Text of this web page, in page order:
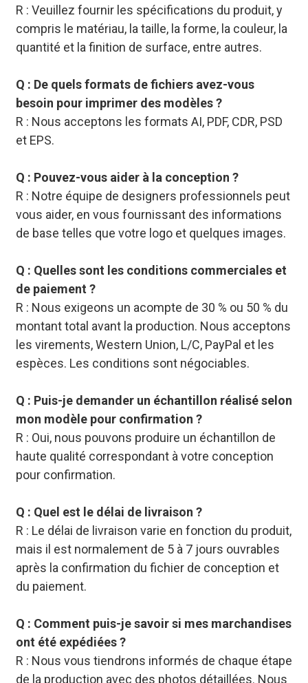
R : Veuillez fournir les spécifications du produit, y
compris le matériau, la taille, la forme, la couleur, la
quantité et la finition de surface, entre autres.
Q : De quels formats de fichiers avez-vous
besoin pour imprimer des modèles ?
R : Nous acceptons les formats AI, PDF, CDR, PSD
et EPS.
Q : Pouvez-vous aider à la conception ?
R : Notre équipe de designers professionnels peut
vous aider, en vous fournissant des informations
de base telles que votre logo et quelques images.
Q : Quelles sont les conditions commerciales et
de paiement ?
R : Nous exigeons un acompte de 30 % ou 50 % du
montant total avant la production. Nous acceptons
les virements, Western Union, L/C, PayPal et les
espèces. Les conditions sont négociables.
Q : Puis-je demander un échantillon réalisé selon
mon modèle pour confirmation ?
R : Oui, nous pouvons produire un échantillon de
haute qualité correspondant à votre conception
pour confirmation.
Q : Quel est le délai de livraison ?
R : Le délai de livraison varie en fonction du produit,
mais il est normalement de 5 à 7 jours ouvrables
après la confirmation du fichier de conception et
du paiement.
Q : Comment puis-je savoir si mes marchandises
ont été expédiées ?
R : Nous vous tiendrons informés de chaque étape
de la production avec des photos détaillées. Nous